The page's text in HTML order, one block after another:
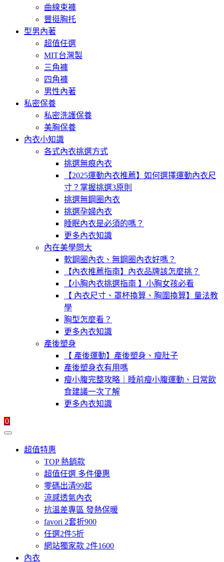
曲線束褲
豐挺胸托
型男內著
超值任選
MIT台灣製
三角褲
四角褲
男性內著
私密保養
私密洗護保養
美胸保養
內衣小知識
各式內衣挑選方式
挑選無痕內衣
【2025運動內衣推薦】如何選擇運動內衣尺
寸？掌握挑選3原則
挑選無鋼圈內衣
挑選孕婦內衣
睡眠內衣是必須的嗎？
更多內衣知識
內在美學問大
軟鋼圈內衣、無鋼圈內衣好嗎？
【內衣推薦指南】內衣品牌該怎麼挑？
【小胸內衣挑選指南 】小胸女孩必看
【 內衣尺寸、罩杯換算、胸圍換算】量法教
學
胸型怎麼看？
更多內衣知識
產後塑身
【 產後運動】產後塑身、瘦肚子
產後塑身衣有用嗎
瘦小腹完整攻略｜睡前瘦小腹運動、日常飲
食建議一次了解
更多內衣知識
0
超值特惠
TOP 熱銷款
超值任選 多件優惠
零碼出清99起
涼感透氣內衣
抗溫差專區 發熱保暖
favori 2套折900
任選2件5折
網站獨家款 2件1600
內衣